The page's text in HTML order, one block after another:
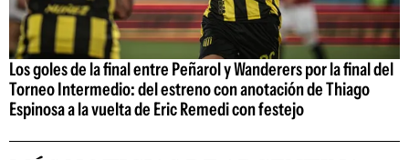
Los goles de la final entre Peñarol y Wanderers por la final del
Torneo Intermedio: del estreno con anotación de Thiago
Espinosa a la vuelta de Eric Remedi con festejo